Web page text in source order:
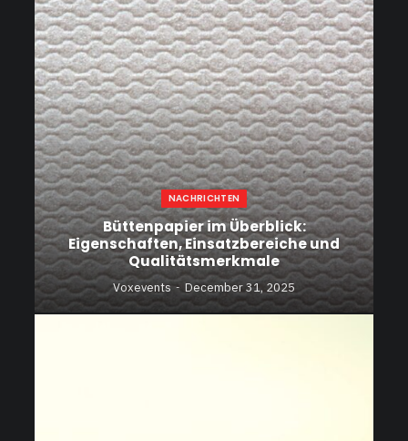
NACHRICHTEN
Büttenpapier im Überblick:
Eigenschaften, Einsatzbereiche und
Qualitätsmerkmale
Voxevents December 31, 2025